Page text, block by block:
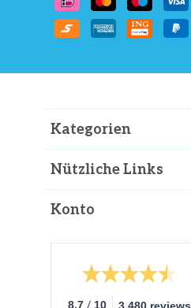
Kategorien
Nützliche Links
Konto
8.7 / 10